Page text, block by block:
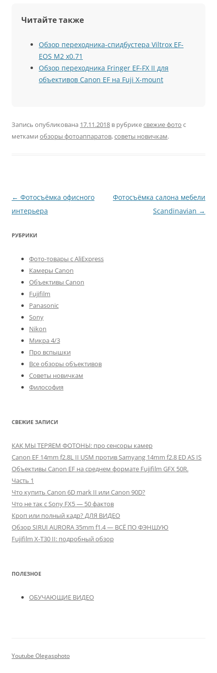
Читайте также
Обзор переходника-спидбустера Viltrox EF-
EOS M2 x0.71
Обзор переходника Fringer EF-FX II для
объективов Canon EF на Fuji X-mount
Запись опубликована 17.11.2018 в рубрикесвежие фото с
метками обзоры фотоаппаратов,советы новичкам.
Навигация
по
← Фотосъёмка офисного
интерьера
Фотосъёмка салона мебели
Scandinavian →
РУБРИКИ
Фото-товары с AliExpress
Камеры Canon
Объективы Canon
Fujifilm
Panasonic
Sony
Nikon
Микра 4/3
Про вспышки
Все обзоры объективов
Советы новичкам
Философия
СВЕЖИЕ ЗАПИСИ
КАК МЫ ТЕРЯЕМ ФОТОНЫ: про сенсоры камер
Canon EF 14mm f2.8L II USM против Samyang 14mm f2.8 ED AS IS
Объективы Canon EF на среднем формате Fujifilm GFX 50R.
Часть 1
Что купить Canon 6D mark II или Canon 90D?
Что не так с Sony FX5 — 50 фактов
Кроп или полный кадр? ДЛЯ ВИДЕО
Обзор SIRUI AURORA 35mm f1.4 — ВСЁ ПО ФЭНШУЮ
Fujifilm X-T30 II: подробный обзор
ПОЛЕЗНОЕ
ОБУЧАЮЩИЕ ВИДЕО
Youtube Olegasphoto